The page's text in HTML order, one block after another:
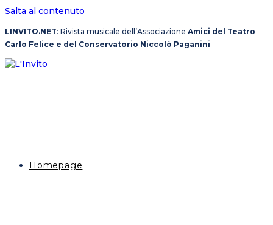
Salta al contenuto
LINVITO.NET: Rivista musicale dell’Associazione Amici del Teatro
Carlo Felice e del Conservatorio Niccolò Paganini
Homepage